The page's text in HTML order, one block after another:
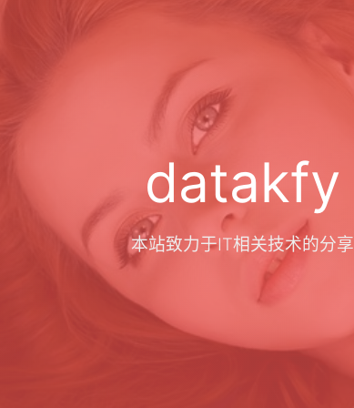
datakfy
本站致力于IT相关技术的分享